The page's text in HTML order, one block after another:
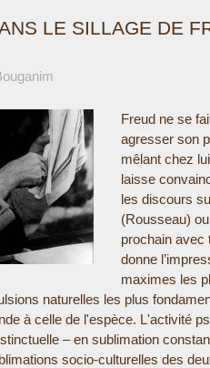
LE SILLAGE DE
Freud ne se
agresser son
mêlant chez
laisse
les discours
(Rousseau)
prochain avec
donne
maximes les
naturelles les plus
à celle de l'espèce. L'activité
– en sublimation
socio-culturelles des